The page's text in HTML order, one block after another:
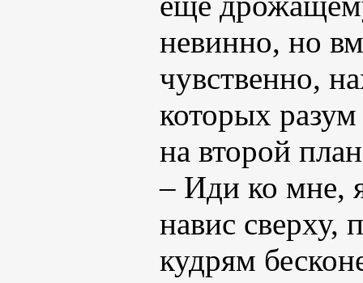
невинно, но
чувственно,
которых
на второй
– Иди ко мне,
навис сверху,
кудрям